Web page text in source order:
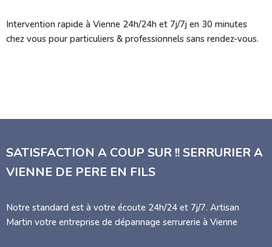
Intervention rapide à Vienne 24h/24h et 7j/7j en 30 minutes
chez vous pour particuliers & professionnels sans rendez-vous.
SATISFACTION A COUP SUR !! SERRURIER A
VIENNE DE PERE EN FILS
Notre standard est à votre écoute 24h/24 et 7j/7. Artisan
Martin votre entreprise de dépannage serrurerie à Vienne